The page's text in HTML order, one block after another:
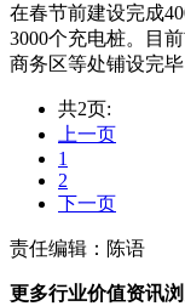
在春节前建设完成
3000个充电桩。目
商务区等处铺设完毕
共2页:
上一页
1
2
下一页
责任编辑：陈语
更多行业价值资讯